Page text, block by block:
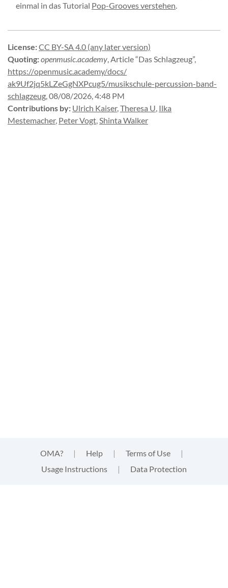
einmal in das Tutorial Pop-Grooves verstehen
License:CC BY-SA 4.0 (any later version)
Quoting:openmusic.academy Article “Das Schlagzeug”,
https://openmusic.academy/docs/
ak9Uf2jq5kLZeGgNXPcug5/musikschule-percussion-band-
schlagzeug 08/08/2026, 4:48 PM
Contributions by: Ulrich Kaiser, Theresa U Ilka
Mestemacher, Peter Vogt Shinta Walker
OMA? | Help | Terms of Use
|
Usage Instructions
| Data Protection